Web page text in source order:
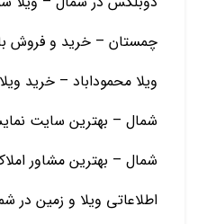
چمستان – خرید و فروش
ویلا محموداباد – خرید
شمال – بهترین سایت
شمال – بهترین مشاور
اطلاعاتی ویلا و زمین در